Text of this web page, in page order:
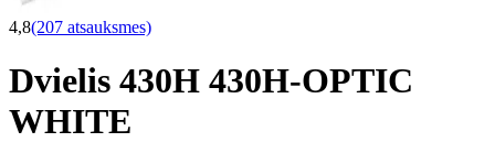
4,8(207 atsauksmes)
Dvielis 430H 430H-OPTIC
WHITE